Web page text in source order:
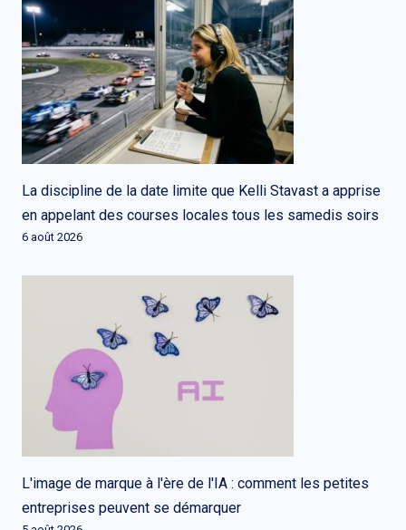
La discipline de la date limite que Kelli Stavast a apprise
en appelant des courses locales tous les samedis soirs
6 août 2026
L'image de marque à l'ère de l'IA : comment les petites
entreprises peuvent se démarquer